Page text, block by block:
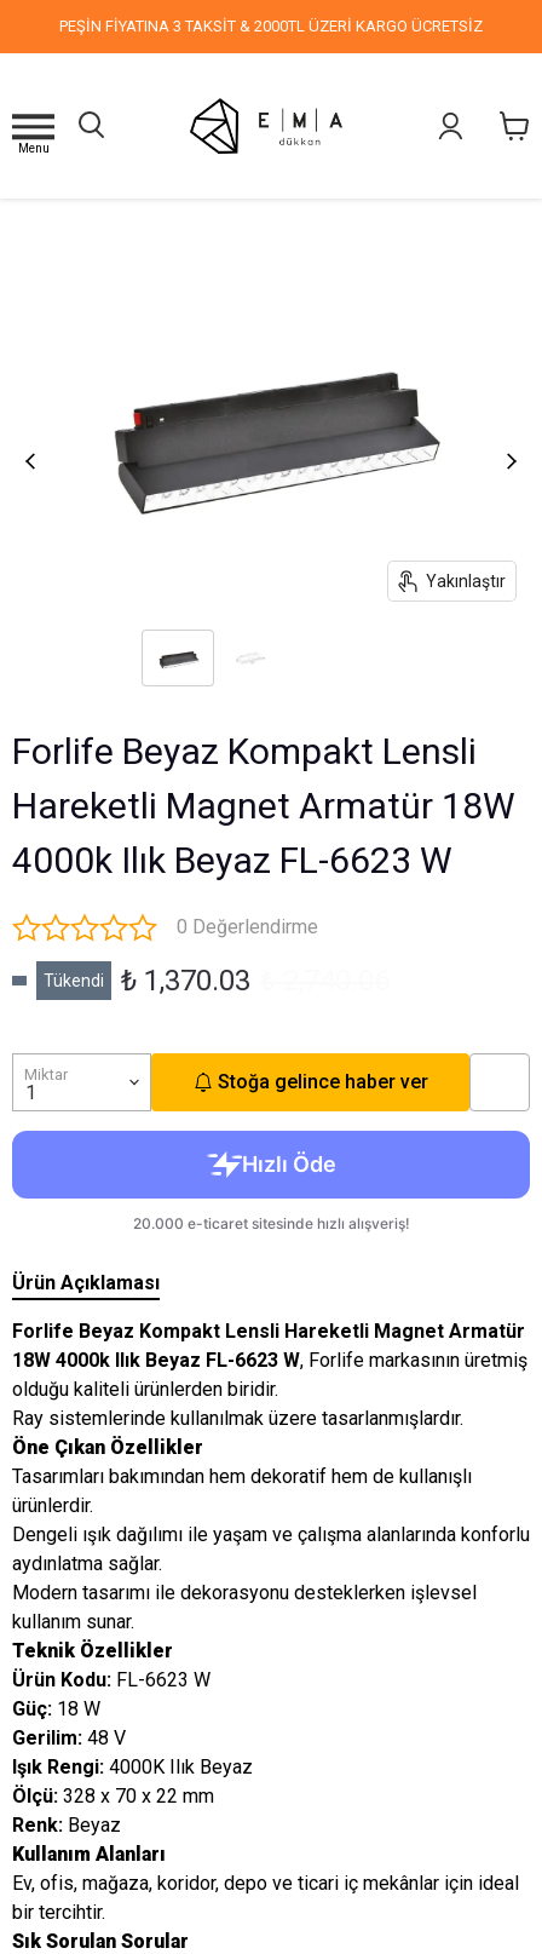
PEŞİN FİYATINA 3 TAKSİT & 2000TL ÜZERİ KARGO ÜCRETSİZ
Menu
Yakınlaştır
Forlife Beyaz Kompakt Lensli
Hareketli Magnet Armatür 18W
4000k Ilık Beyaz FL-6623 W
0 Değerlendirme
Tükendi ₺ 1,370.03
Miktar Stoğa gelince haber ver
Ürün Açıklaması
Forlife Beyaz Kompakt Lensli Hareketli Magnet Armatür
18W 4000k Ilık Beyaz FL-6623 W, Forlife markasının üretmiş
olduğu kaliteli ürünlerden biridir.
Ray sistemlerinde kullanılmak üzere tasarlanmışlardır.
Öne Çıkan Özellikler
Tasarımları bakımından hem dekoratif hem de kullanışlı
ürünlerdir.
Dengeli ışık dağılımı ile yaşam ve çalışma alanlarında konforlu
aydınlatma sağlar.
Modern tasarımı ile dekorasyonu desteklerken işlevsel
kullanım sunar.
Teknik Özellikler
Ürün Kodu: FL-6623 W
Güç: 18 W
Gerilim: 48 V
Işık Rengi: 4000K Ilık Beyaz
Ölçü: 328 x 70 x 22 mm
Renk: Beyaz
Kullanım Alanları
Ev, ofis, mağaza, koridor, depo ve ticari iç mekânlar için ideal
bir tercihtir.
Sık Sorulan Sorular